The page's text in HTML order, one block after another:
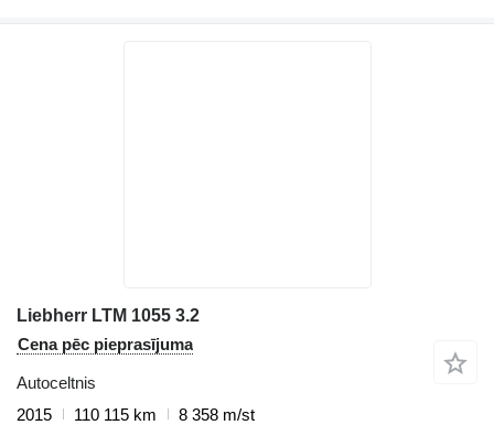
Liebherr LTM 1055 3.2
Cena pēc pieprasījuma
Autoceltnis
2015
110 115 km
8 358 m/st